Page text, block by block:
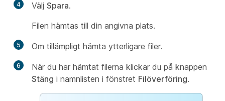
4 Välj Spara.
Filen hämtas till din angivna plats.
5 Om tillämpligt hämta ytterligare filer.
6
När du har hämtat filerna klickar du på knappen
Stäng i namnlisten i fönstret Filöverföring.